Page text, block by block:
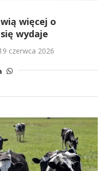
więcej o
wydaje
czerwca 2026